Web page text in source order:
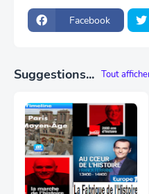
Facebook
Suggestions... Tout